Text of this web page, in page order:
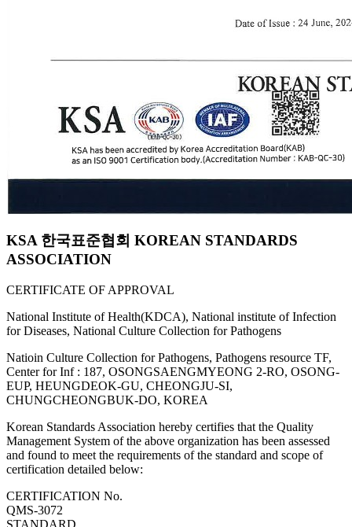
KSA 한국표준협회 KOREAN STANDARDS
ASSOCIATION
CERTIFICATE OF APPROVAL
National Institute of Health(KDCA), National institute of Infection
for Diseases, National Culture Collection for Pathogens
Natioin Culture Collection for Pathogens, Pathogens resource TF,
Center for Inf : 187, OSONGSAENGMYEONG 2-RO, OSONG-
EUP, HEUNGDEOK-GU, CHEONGJU-SI,
CHUNGCHEONGBUK-DO, KOREA
Korean Standards Association hereby certifies that the Quality
Management System of the above organization has been assessed
and found to meet the requirements of the standard and scope of
certification detailed below:
CERTIFICATION No.
QMS-3072
STANDARD